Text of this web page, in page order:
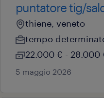
puntatore tig/
thiene, veneto
tempo
22.000 € - 28.000
5 maggio 2026